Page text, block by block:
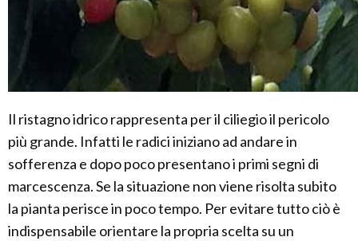
Il ristagno idrico rappresenta per il ciliegio il pericolo
più grande. Infatti le radici iniziano ad andare in
sofferenza e dopo poco presentano i primi segni di
marcescenza. Se la situazione non viene risolta subito
la pianta perisce in poco tempo. Per evitare tutto ciò è
indispensabile orientare la propria scelta su un